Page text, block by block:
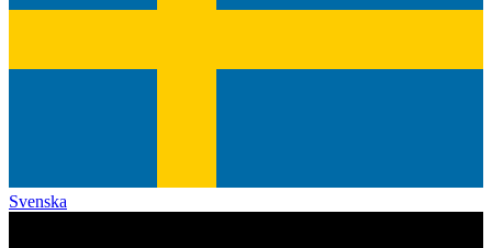
Svenska